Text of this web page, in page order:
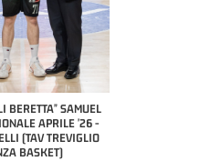
BERETTA" SAMUEL
APRILE '26 -
(TAV TREVIGLIO
BASKET)